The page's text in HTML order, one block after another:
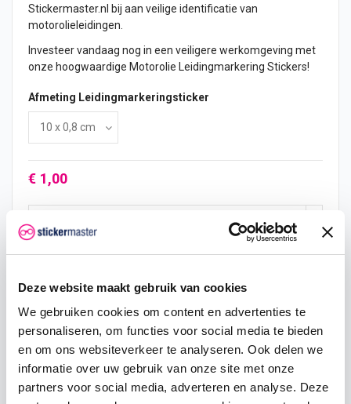
Deze website maakt gebruik van cookies
We gebruiken cookies om content en advertenties te
personaliseren, om functies voor social media te bieden
en om ons websiteverkeer te analyseren. Ook delen we
informatie over uw gebruik van onze site met onze
partners voor social media, adverteren en analyse. Deze
Stickermaster.nl bij aan veilige identificatie van
motorolieleidingen.
Investeer vandaag nog in een veiligere werkomgeving met
onze hoogwaardige Motorolie Leidingmarkering Stickers!
Afmeting Leidingmarkeringsticker
€ 1,00
Hoeveelheid Eenheid prijs Je bespaart
2 € 0,95 € 0,10
5 € 0,93